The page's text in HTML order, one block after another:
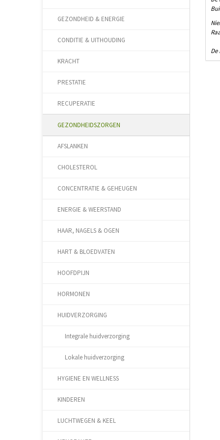
GEZONDHEID & ENERGIE
CONDITIE & UITHOUDING
KRACHT
PRESTATIE
RECUPERATIE
GEZONDHEIDSZORGEN
AFSLANKEN
CHOLESTEROL
CONCENTRATIE & GEHEUGEN
ENERGIE & WEERSTAND
HAAR, NAGELS & OGEN
HART & BLOEDVATEN
HOOFDPIJN
HORMONEN
HUIDVERZORGING
Integrale huidverzorging
Lokale huidverzorging
HYGIENE EN WELLNESS
KINDEREN
LUCHTWEGEN & KEEL